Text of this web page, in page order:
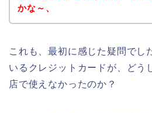
かな～、
これも、最初に感じた疑問でし
いるクレジットカードが、どう
店で使えなかったのか？